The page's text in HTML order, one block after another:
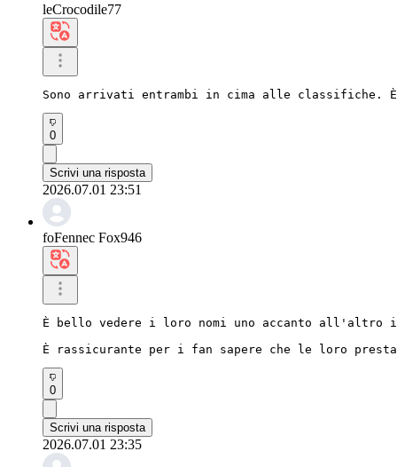
leCrocodile77
Sono arrivati ​​entrambi in cima alle classifiche.
0
Scrivi una risposta
2026.07.01 23:51
foFennec Fox946
È bello vedere i loro nomi uno accanto all'altro
È rassicurante per i fan sapere che le loro
0
Scrivi una risposta
2026.07.01 23:35